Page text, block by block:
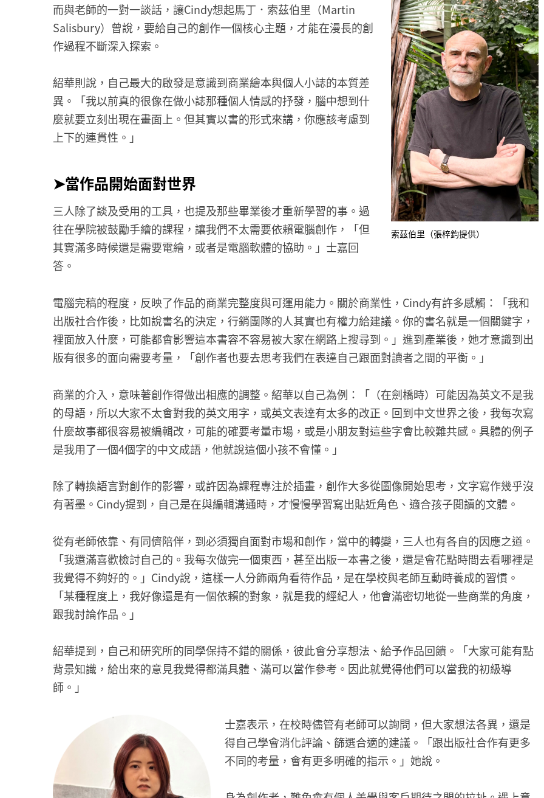
索茲伯里（張梓鈞提供）
而與老師的一對一談話，讓Cindy想起馬丁．索茲伯里（Martin
Salisbury）曾說，要給自己的創作一個核心主題，才能在漫長的創
作過程不斷深入探索。
紹華則說，自己最大的啟發是意識到商業繪本與個人小誌的本質差
異。「我以前真的很像在做小誌那種個人情感的抒發，腦中想到什
麼就要立刻出現在畫面上。但其實以書的形式來講，你應該考慮到
上下的連貫性。」
➤當作品開始面對世界
三人除了談及受用的工具，也提及那些畢業後才重新學習的事。過
往在學院被鼓勵手繪的課程，讓我們不太需要依賴電腦創作，「但
其實滿多時候還是需要電繪，或者是電腦軟體的協助。」士嘉回
答。
電腦完稿的程度，反映了作品的商業完整度與可運用能力。關於商業性，Cindy有許多感觸：「我和
出版社合作後，比如說書名的決定，行銷團隊的人其實也有權力給建議。你的書名就是一個關鍵字，
裡面放入什麼，可能都會影響這本書容不容易被大家在網路上搜尋到。」進到產業後，她才意識到出
版有很多的面向需要考量，「創作者也要去思考我們在表達自己跟面對讀者之間的平衡。」
商業的介入，意味著創作得做出相應的調整。紹華以自己為例：「（在劍橋時）可能因為英文不是我
的母語，所以大家不太會對我的英文用字，或英文表達有太多的改正。回到中文世界之後，我每次寫
什麼故事都很容易被編輯改，可能的確要考量市場，或是小朋友對這些字會比較難共感。具體的例子
是我用了一個4個字的中文成語，他就說這個小孩不會懂。」
除了轉換語言對創作的影響，或許因為課程專注於插畫，創作大多從圖像開始思考，文字寫作幾乎沒
有著墨。Cindy提到，自己是在與編輯溝通時，才慢慢學習寫出貼近角色、適合孩子閱讀的文體。
從有老師依靠、有同儕陪伴，到必須獨自面對市場和創作，當中的轉變，三人也有各自的因應之道。
「我還滿喜歡檢討自己的。我每次做完一個東西，甚至出版一本書之後，還是會花點時間去看哪裡是
我覺得不夠好的。」Cindy說，這樣一人分飾兩角看待作品，是在學校與老師互動時養成的習慣。
「某種程度上，我好像還是有一個依賴的對象，就是我的經紀人，他會滿密切地從一些商業的角度，
跟我討論作品。」
紹華提到，自己和研究所的同學保持不錯的關係，彼此會分享想法、給予作品回饋。「大家可能有點
背景知識，給出來的意見我覺得都滿具體、滿可以當作參考。因此就覺得他們可以當我的初級導
師。」
士嘉表示，在校時儘管有老師可以詢問，但大家想法各異，還是
得自己學會消化評論、篩選合適的建議。「跟出版社合作有更多
不同的考量，會有更多明確的指示。」她說。